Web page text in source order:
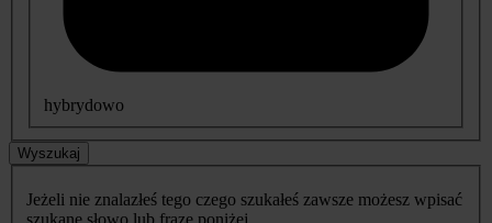
hybrydowo
Wyszukaj
Jeżeli nie znalazłeś tego czego szukałeś zawsze możesz wpisać